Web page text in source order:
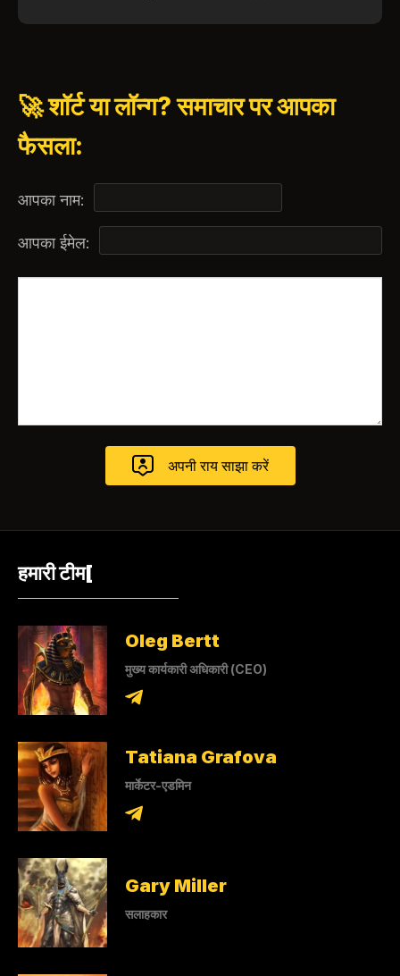
🚀 शॉर्ट या लॉन्ग? समाचार पर आपका
फैसला:
आपका नाम:
आपका ईमेल:
हमारी टीम[
Oleg Bertt
मुख्य कार्यकारी अधिकारी (CEO)
Tatiana Grafova
मार्केटर-एडमिन
Gary Miller
सलाहकार